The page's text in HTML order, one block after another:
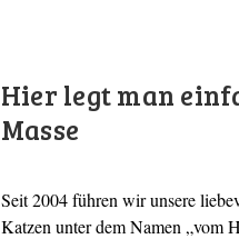
Hier legt man
Masse
Seit 2004 führen wir unsere
Katzen unter dem Namen „vom